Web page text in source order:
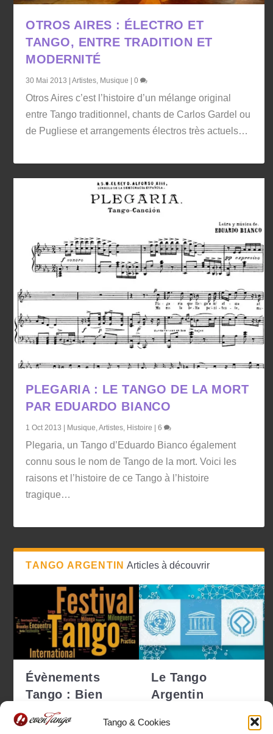
Tango & Cookies
OTROS AIRES : ÉLECTRO ET
TANGO, ENTRE TRADITION ET
MODERNITÉ
30 Mai 2013 |Artistes Musique |0
Otros Aires c’est l’histoire d’un mélange original
entre Tango traditionnel, chants de Carlos Gardel ou
de Pugliese et arrangements électros très actuels…
PLEGARIA : LE TANGO DE LA MORT
PAR EDUARDO BIANCO
1 Oct 2013 | Musique ,Artistes Histoire |6
Plegaria, un Tango d’Eduardo Bianco également
connu sous le nom de Tango de la mort. Voici les
raisons et l’histoire de ce Tango à l’histoire
tragique…
TANGO ARGENTIN Articles à découvrir
Évènements
Tango : Bien
choisir pour ne
pas se tro...
Le Tango
Argentin
Patrimoine